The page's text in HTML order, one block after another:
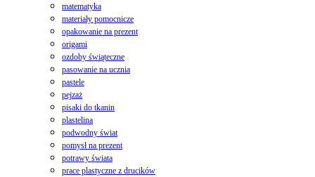
matematyka
materiały pomocnicze
opakowanie na prezent
origami
ozdoby świąteczne
pasowanie na ucznia
pastele
pejzaż
pisaki do tkanin
plastelina
podwodny świat
pomysł na prezent
potrawy świata
prace plastyczne z drucików